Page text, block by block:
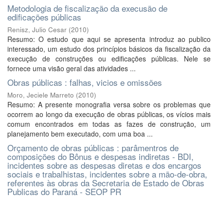
Metodologia de fiscalização da execusão de
edificações públicas
Renisz, Julio Cesar (2010)
Resumo: O estudo que aqui se apresenta introduz ao publico
interessado, um estudo dos princípios básicos da fiscalização da
execução de construções ou edificações públicas. Nele se
fornece uma visão geral das atividades ...
Obras públicas : falhas, vicios e omissões
Moro, Jeciele Marreto (2010)
Resumo: A presente monografia versa sobre os problemas que
ocorrem ao longo da execução de obras públicas, os vícios mais
comum encontrados em todas as fazes de construção, um
planejamento bem executado, com uma boa ...
Orçamento de obras públicas : parâmentros de
composições do Bônus e despesas indiretas - BDI,
incidentes sobre as despesas diretas e dos encargos
sociais e trabalhistas, incidentes sobre a mão-de-obra,
referentes às obras da Secretaria de Estado de Obras
Publicas do Paraná - SEOP PR